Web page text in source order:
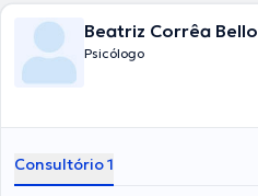
Beatriz Corrêa Bello
Psicólogo
Consultório 1